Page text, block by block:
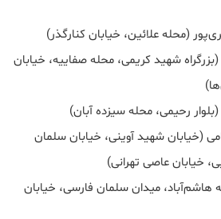
(محله علائین، خیابان کنارگذر)
شهید کریمی، محله صفاییه، خیابان
رحیمی، محله سیزده آبان)
(خیابان شهید آوینی، خیابان سلمان
خیابان عاصی تهرانی)
میدان سلمان فارسی، خیابان